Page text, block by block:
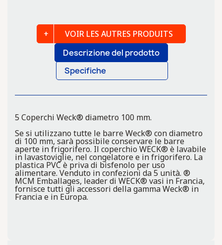
Descrizione del prodotto
Specifiche
VOIR LES AUTRES PRODUITS
5 Coperchi Weck® diametro 100 mm.
Se si utilizzano tutte le barre Weck® con diametro
di 100 mm, sarà possibile conservare le barre
aperte in frigorifero. Il coperchio WECK® è lavabile
in lavastoviglie, nel congelatore e in frigorifero. La
plastica PVC è priva di bisfenolo per uso
alimentare. Venduto in confezioni da 5 unità. ®
MCM Emballages, leader di WECK® vasi in Francia,
fornisce tutti gli accessori della gamma Weck® in
Francia e in Europa.